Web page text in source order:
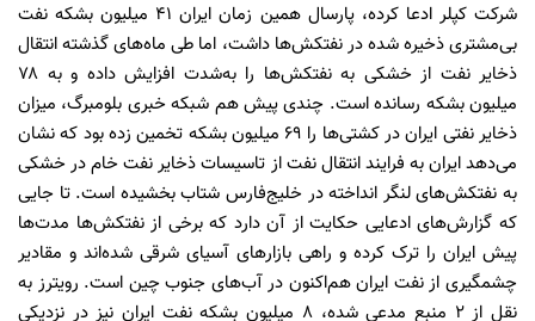
شرکت کپلر ادعا کرده، پارسال همین زمان ایران ۴۱ میلیون بشکه نفت
بی‌مشتری ذخیره شده در نفتکش‌ها داشت، اما طی ماه‌های گذشته انتقال
ذخایر نفت از خشکی به نفتکش‌ها را به‌شدت افزایش داده و به ۷۸
میلیون بشکه رسانده است. چندی پیش هم شبکه خبری بلومبرگ، میزان
ذخایر نفتی ایران در کشتی‌ها را ۶۹ میلیون بشکه تخمین زده بود که نشان
می‌دهد ایران به فرایند انتقال نفت از تاسیسات ذخایر نفت خام در خشکی
به نفتکش‌های لنگر انداخته در خلیج‌فارس شتاب بخشیده است. تا جایی
که گزارش‌های ادعایی حکایت از آن دارد که برخی از نفتکش‌ها مدت‌ها
پیش ایران را ترک کرده و راهی بازارهای آسیای شرقی شده‌اند و مقادیر
چشمگیری از نفت ایران هم‌اکنون در آب‌های جنوب چین است. رویترز به
نقل از ۲ منبع مدعی شده، ۸ میلیون بشکه نفت ایران نیز در نزدیکی